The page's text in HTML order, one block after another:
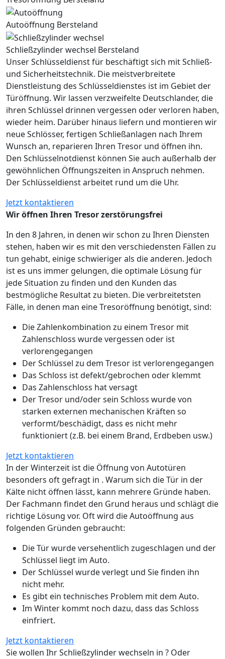
Autoöffnung Bersteland
Schließzylinder wechsel Bersteland
Unser Schlüsseldienst für beschäftigt sich mit Schließ-
und Sicherheitstechnik. Die meistverbreitete
Dienstleistung des Schlüsseldienstes ist im Gebiet der
Türöffnung. Wir lassen verzweifelte Deutschlander, die
ihren Schlüssel drinnen vergessen oder verloren haben,
wieder heim. Darüber hinaus liefern und montieren wir
neue Schlösser, fertigen Schließanlagen nach Ihrem
Wunsch an, reparieren Ihren Tresor und öffnen ihn.
Den Schlüsselnotdienst können Sie auch außerhalb der
gewöhnlichen Öffnungszeiten in Anspruch nehmen.
Der Schlüsseldienst arbeitet rund um die Uhr.
Jetzt kontaktieren
Wir öffnen Ihren Tresor zerstörungsfrei
In den 8 Jahren, in denen wir schon zu Ihren Diensten
stehen, haben wir es mit den verschiedensten Fällen zu
tun gehabt, einige schwieriger als die anderen. Jedoch
ist es uns immer gelungen, die optimale Lösung für
jede Situation zu finden und den Kunden das
bestmögliche Resultat zu bieten. Die verbreitetsten
Fälle, in denen man eine Tresoröffnung benötigt, sind:
Die Zahlenkombination zu einem Tresor mit
Zahlenschloss wurde vergessen oder ist
verlorengegangen
Der Schlüssel zu dem Tresor ist verlorengegangen
Das Schloss ist defekt/gebrochen oder klemmt
Das Zahlenschloss hat versagt
Der Tresor und/oder sein Schloss wurde von
starken externen mechanischen Kräften so
verformt/beschädigt, dass es nicht mehr
funktioniert (z.B. bei einem Brand, Erdbeben usw.)
Jetzt kontaktieren
In der Winterzeit ist die Öffnung von Autotüren
besonders oft gefragt in . Warum sich die Tür in der
Kälte nicht öffnen lässt, kann mehrere Gründe haben.
Der Fachmann findet den Grund heraus und schlägt die
richtige Lösung vor. Oft wird die Autoöffnung aus
folgenden Gründen gebraucht:
Die Tür wurde versehentlich zugeschlagen und der
Schlüssel liegt im Auto.
Der Schlüssel wurde verlegt und Sie finden ihn
nicht mehr.
Es gibt ein technisches Problem mit dem Auto.
Im Winter kommt noch dazu, dass das Schloss
einfriert.
Jetzt kontaktieren
Sie wollen Ihr Schließzylinder wechseln in ? Oder